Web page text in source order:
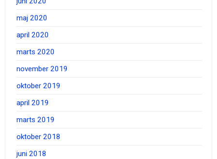
maj 2020
april 2020
marts 2020
november 2019
oktober 2019
april 2019
marts 2019
oktober 2018
juni 2018